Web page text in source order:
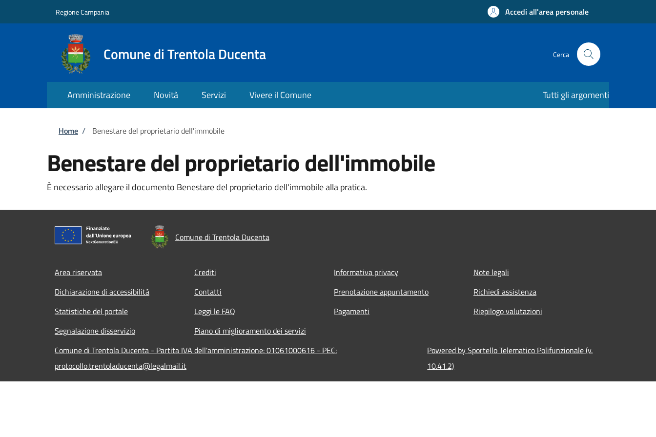
Regione Campania Accedi all'area personale
Comune di Trentola Ducenta Cerca
Amministrazione Novità Servizi Vivere il Comune Tutti gli argomenti
Briciole di pane
Home / Benestare del proprietario dell'immobile
Benestare del proprietario dell'immobile
È necessario allegare il documento Benestare del proprietario dell'immobile alla pratica.
Comune di Trentola Ducenta
Footer menu
Area riservata Crediti Informativa privacy
Note legali
Dichiarazione di accessibilità
Contatti Prenotazione appuntamento
Richiedi assistenza
Statistiche del portale
Leggi le FAQ Pagamenti
Riepilogo valutazioni
Segnalazione disservizio
Piano di miglioramento dei servizi
Comune di Trentola Ducenta - Partita IVA dell'amministrazione: 01061000616 - PEC:
protocollo.trentoladucenta@legalmail.it
Powered by Sportello Telematico Polifunzionale (v.
10.41.2)